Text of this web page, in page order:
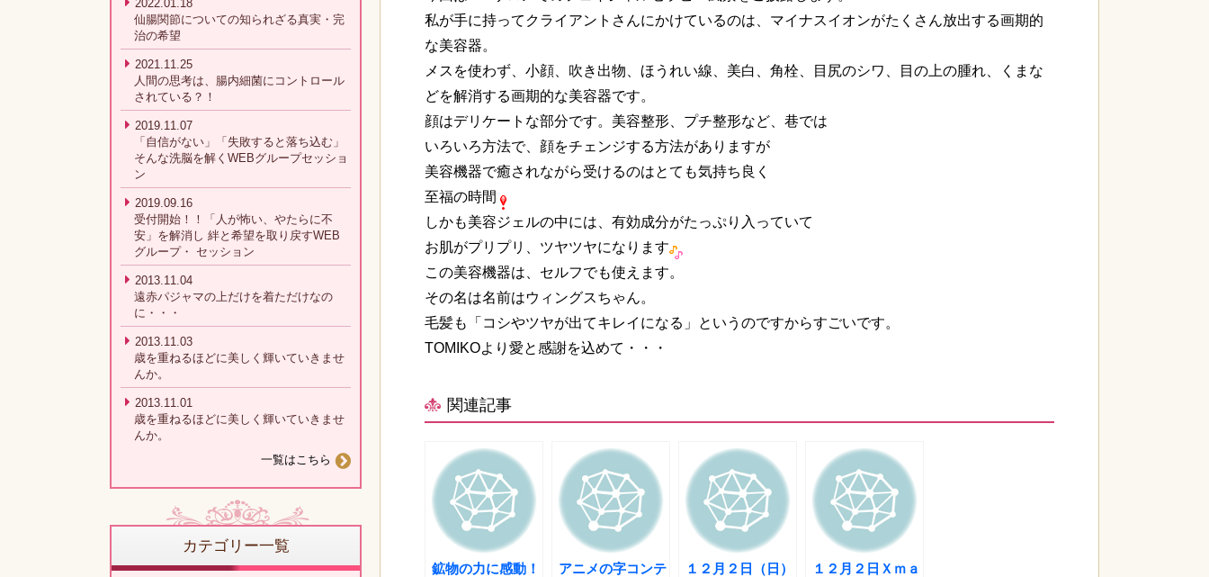
私が手に持ってクライアントさんにかけているのは、マイナスイオンがたくさん放出する画期的
な美容器。
メスを使わず、小顔、吹き出物、ほうれい線、美白、角栓、目尻のシワ、目の上の腫れ、くまな
どを解消する画期的な美容器です。
顔はデリケートな部分です。美容整形、プチ整形など、巷では
いろいろ方法で、顔をチェンジする方法がありますが
美容機器で癒されながら受けるのはとても気持ち良く
至福の時間
しかも美容ジェルの中には、有効成分がたっぷり入っていて
お肌がプリプリ、ツヤツヤになります
この美容機器は、セルフでも使えます。
その名は名前はウィングスちゃん。
毛髪も「コシやツヤが出てキレイになる」というのですからすごいです。
TOMIKOより愛と感謝を込めて・・・
関連記事
鉱物の力に感動！
アニメの字コンテ
１２月２日（日）
１２月２日Ｘｍａ
2022.01.18
仙腸関節についての知られざる真実・完
治の希望
2021.11.25
人間の思考は、腸内細菌にコントロール
されている？！
2019.11.07
「自信がない」「失敗すると落ち込む」
そんな洗脳を解くWEBグループセッショ
ン
2019.09.16
受付開始！！「人が怖い、やたらに不
安」を解消し 絆と希望を取り戻すWEB
グループ・ セッション
2013.11.04
遠赤パジャマの上だけを着ただけなの
に・・・
2013.11.03
歳を重ねるほどに美しく輝いていきませ
んか。
2013.11.01
歳を重ねるほどに美しく輝いていきませ
んか。
一覧はこちら
カテゴリー一覧